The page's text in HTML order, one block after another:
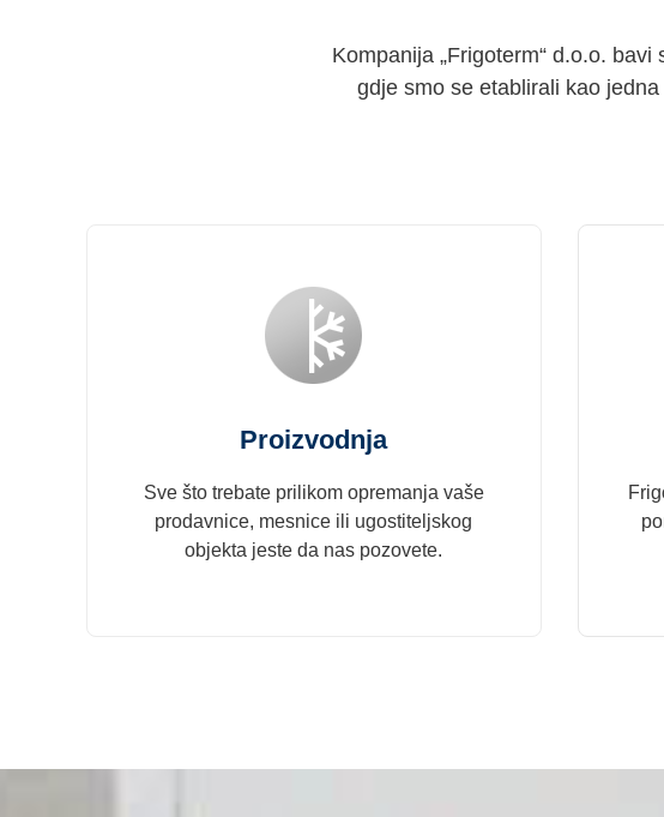
Kompanija „Frigoterm“ d.o.o.
gdje smo se etablirali kao
Proizvodnja
Sve što trebate prilikom opremanja vaše
prodavnice, mesnice ili ugostiteljskog
objekta jeste da nas pozovete.